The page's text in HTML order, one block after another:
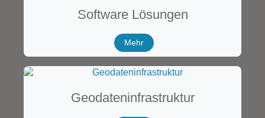
Software Lösungen
Mehr
Geodateninfrastruktur